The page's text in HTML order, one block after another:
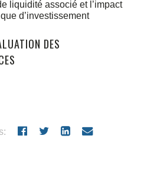
liquidité associé et l’impact
d’investissement
DES